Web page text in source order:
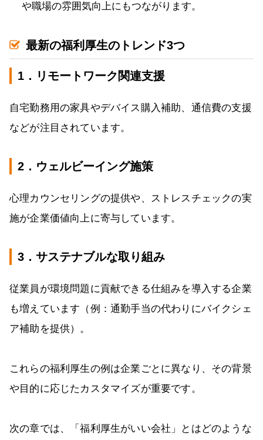
や職場の雰囲気向上にもつながります。
最新の福利厚生のトレンド3つ
1．リモートワーク関連支援
自宅勤務用の家具やデバイス購入補助、通信費の支援
などが注目されています。
2．ウェルビーイング施策
心理カウンセリングの提供や、ストレスチェックの実
施が企業価値向上に寄与しています。
3．サステナブルな取り組み
従業員が環境問題に貢献できる仕組みを導入する企業
も増えています（例：通勤手当の代わりにバイクシェ
ア補助を提供）。
これらの福利厚生の例は企業ごとに異なり、その背景
や目的に応じたカスタマイズが重要です。
次の章では、「福利厚生がいい会社」とはどのような